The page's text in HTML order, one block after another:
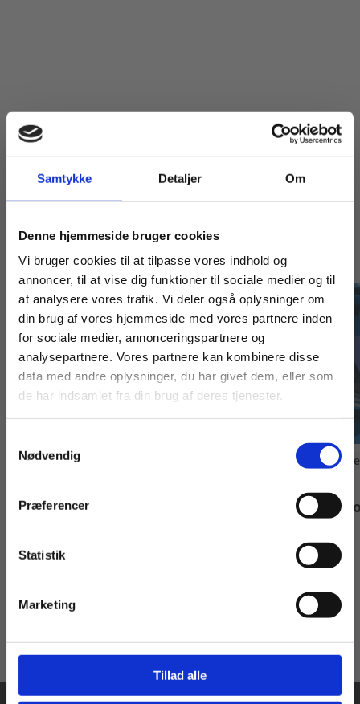
Samtykke Detaljer Om
Denne hjemmeside bruger cookies
Vi bruger cookies til at tilpasse vores indhold og
annoncer, til at vise dig funktioner til sociale medier og til
at analysere vores trafik. Vi deler også oplysninger om
din brug af vores hjemmeside med vores partnere inden
for sociale medier, annonceringspartnere og
analysepartnere. Vores partnere kan kombinere disse
data med andre oplysninger, du har givet dem, eller som
de har indsamlet fra din brug af deres tjenester.
Nødvendig
Præferencer
Statistik
Marketing
Tillad alle
Andre har også købt
2 formater
epoxy og isocyanat
Digitale
Fagpakke til
60,00 KR.
Køb læremidler og find masterclasses mm.
Fortsæt som:
For privatkunder og
studerende. Du får
vist priser inkl.
For institutioner og
virksomheder. Du
får vist priser ekskl.